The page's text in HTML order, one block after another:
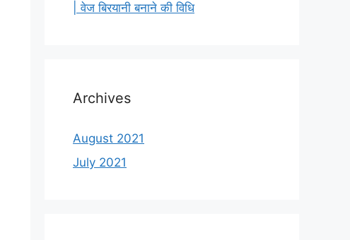
| वेज बिरयानी बनाने की विधि
Archives
August 2021
July 2021